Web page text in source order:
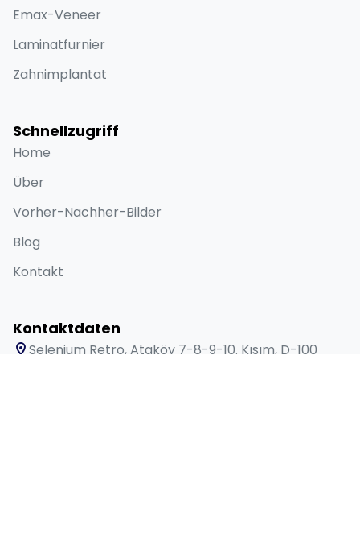
Emax-Veneer
Laminatfurnier
Zahnimplantat
Schnellzugriff
Home
Über
Vorher-Nachher-Bilder
Blog
Kontakt
Kontaktdaten
Selenium Retro, Ataköy 7-8-9-10. Kısım, D-100